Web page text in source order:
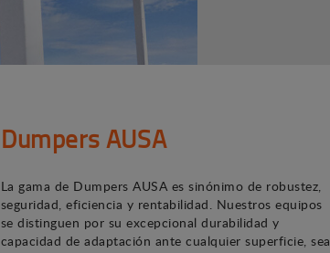
Dumpers AUSA
La gama de Dumpers AUSA es sinónimo de robustez,
seguridad, eficiencia y rentabilidad. Nuestros equipos
se distinguen por su excepcional durabilidad y
capacidad de adaptación ante cualquier superficie, sea